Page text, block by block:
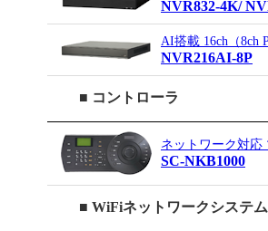
NVR832-4K/
AI搭載 16ch（8ch
NVR216AI-8P
■ コントローラ
ネットワーク対応
SC-NKB1000
■ WiFiネットワークシステム